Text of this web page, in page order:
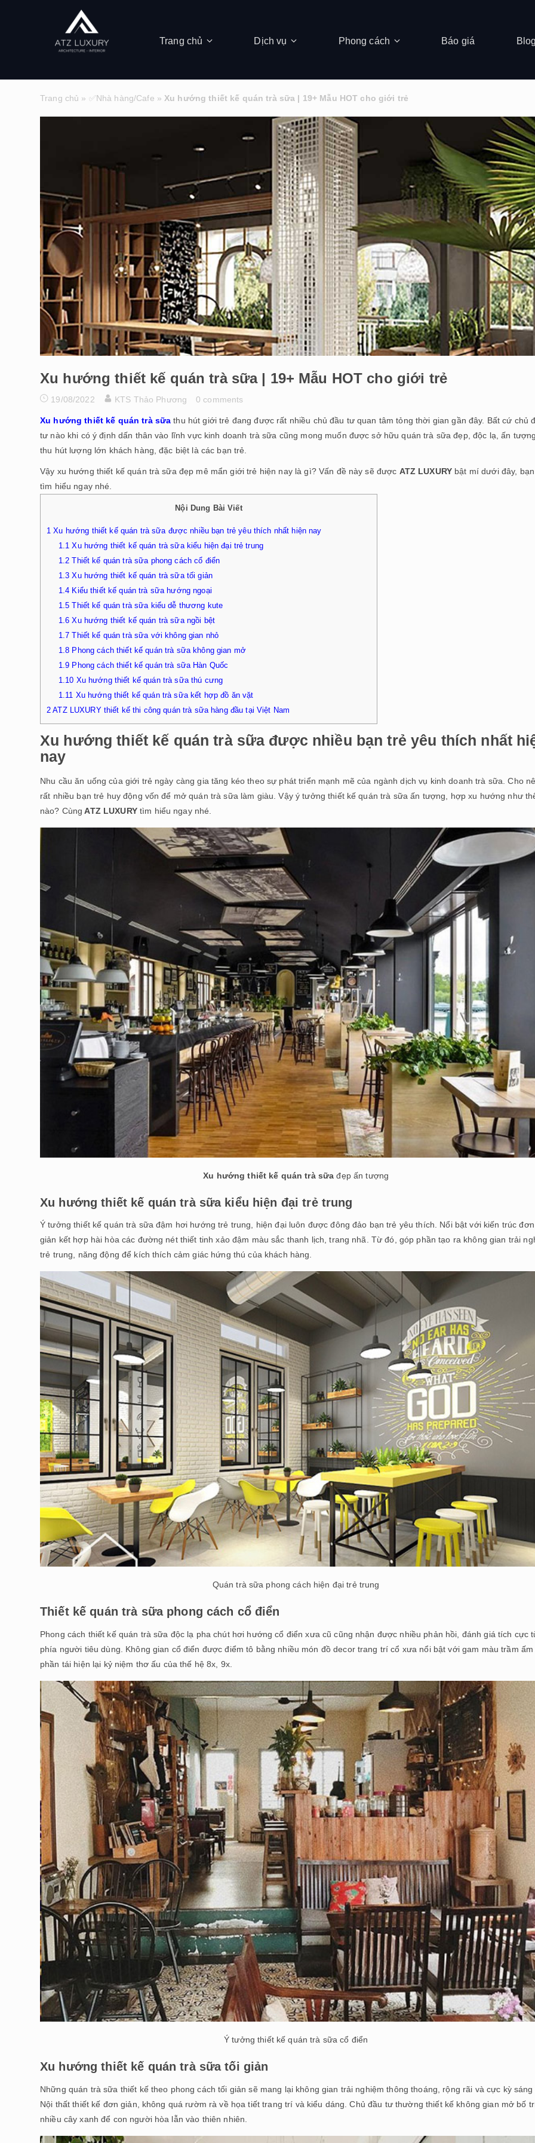
Trang chủ Dịch vụ Phong cách Báo giá Blog
Trang chủ » ✅Nhà hàng/Cafe » Xu hướng thiết kế quán trà sữa | 19+ Mẫu HOT cho giới trẻ
Xu hướng thiết kế quán trà sữa | 19+ Mẫu HOT cho giới trẻ
19/08/2022 KTS Thảo Phương 0 comments
Xu hướng thiết kế quán trà sữa thu hút giới trẻ đang được rất nhiều chủ đầu tư quan tâm tỏng thời gian gần đây. Bất cứ chủ
tư nào khi có ý định dấn thân vào lĩnh vực kinh doanh trà sữa cũng mong muốn được sở hữu quán trà sữa đẹp, độc lạ, ấn
thu hút lượng lớn khách hàng, đặc biệt là các bạn trẻ.
Vậy xu hướng thiết kế quán trà sữa đẹp mê mẩn giới trẻ hiện nay là gì? Vấn đề này sẽ được ATZ LUXURY bật mí dưới đây,
tìm hiểu ngay nhé.
Nội Dung Bài Viết
1 Xu hướng thiết kế quán trà sữa được nhiều bạn trẻ yêu thích nhất hiện nay
1.1 Xu hướng thiết kế quán trà sữa kiểu hiện đại trẻ trung
1.2 Thiết kế quán trà sữa phong cách cổ điển
1.3 Xu hướng thiết kế quán trà sữa tối giản
1.4 Kiểu thiết kế quán trà sữa hướng ngoại
1.5 Thiết kế quán trà sữa kiểu dễ thương kute
1.6 Xu hướng thiết kế quán trà sữa ngồi bệt
1.7 Thiết kế quán trà sữa với không gian nhỏ
1.8 Phong cách thiết kế quán trà sữa không gian mở
1.9 Phong cách thiết kế quán trà sữa Hàn Quốc
1.10 Xu hướng thiết kế quán trà sữa thú cưng
1.11 Xu hướng thiết kế quán trà sữa kết hợp đồ ăn vặt
2 ATZ LUXURY thiết kế thi công quán trà sữa hàng đầu tại Việt Nam
Xu hướng thiết kế quán trà sữa được nhiều bạn trẻ yêu thích nhất
nay
Nhu cầu ăn uống của giới trẻ ngày càng gia tăng kéo theo sự phát triển mạnh mẽ của ngành dịch vụ kinh doanh trà sữa. Cho
rất nhiều bạn trẻ huy động vốn để mở quán trà sữa làm giàu. Vậy ý tưởng thiết kế quán trà sữa ấn tượng, hợp xu hướng như
nào? Cùng ATZ LUXURYtìm hiểu ngay nhé.
Xu hướng thiết kế quán trà sữa đẹp ấn tượng
Xu hướng thiết kế quán trà sữa kiểu hiện đại trẻ trung
Ý tưởng thiết kế quán trà sữa đậm hơi hướng trẻ trung, hiện đại luôn được đông đảo bạn trẻ yêu thích. Nổi bật với kiến trúc đơn
giản kết hợp hài hòa các đường nét thiết tinh xảo đậm màu sắc thanh lịch, trang nhã. Từ đó, góp phần tạo ra không gian trải
trẻ trung, năng động để kích thích cảm giác hứng thú của khách hàng.
Quán trà sữa phong cách hiện đại trẻ trung
Thiết kế quán trà sữa phong cách cổ điển
Phong cách thiết kế quán trà sữa độc lạ pha chút hơi hướng cổ điển xưa cũ cũng nhận được nhiều phản hồi, đánh giá tích cực
phía người tiêu dùng. Không gian cổ điển được điểm tô bằng nhiều món đồ decor trang trí cổ xưa nổi bật với gam màu trầm ấm
phần tái hiện lại kỷ niệm thơ ấu của thế hệ 8x, 9x.
Ý tưởng thiết kế quán trà sữa cổ điển
Xu hướng thiết kế quán trà sữa tối giản
Những quán trà sữa thiết kế theo phong cách tối giản sẽ mang lại không gian trải nghiệm thông thoáng, rộng rãi và cực kỳ sáng
Nội thất thiết kế đơn giản, không quá rườm rà về họa tiết trang trí và kiểu dáng. Chủ đầu tư thường thiết kế không gian mở bố
nhiều cây xanh để con người hòa lẫn vào thiên nhiên.